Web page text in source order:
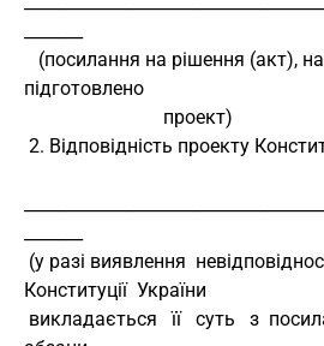
підготовлено
                             проект)
2. Відповідність проекту
Конституції  України